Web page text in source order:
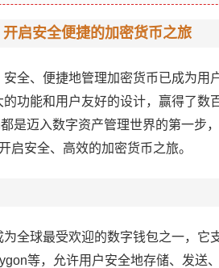
开启安全便捷的加密货币之旅
全、便捷地管理加密货币已成为用
功能和用户友好的设计，赢得了数
是迈入数字资产管理世界的第一步
启安全、高效的加密货币之旅。
全球最受欢迎的数字钱包之一，它
等，允许用户安全地存储、发送